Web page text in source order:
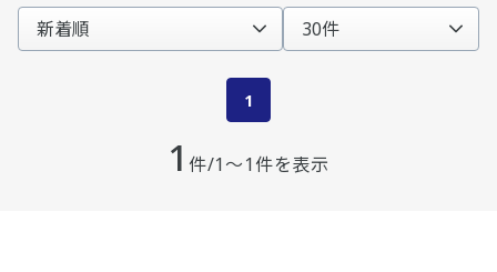
1 件/1～1件を表示
1